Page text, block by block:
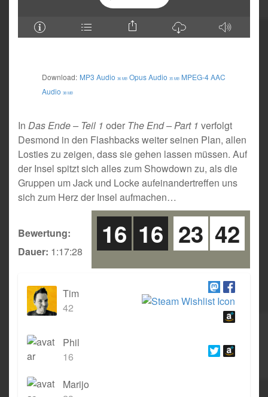
Download: MP3 Audio 36 MB Opus Audio 35 MB MPEG-4 AAC
Audio 38 MB
In Das Ende – Teil 1 oder The End – Part 1 verfolgt
Desmond in den Flashbacks weiter seinen Plan, allen
Losties zu zeigen, dass sie gehen lassen müssen. Auf
der Insel spitzt sich alles zum Showdown zu, als die
Gruppen um Jack und Locke aufeinandertreffen uns
sich zum Herz der Insel aufmachen…
Bewertung: 42
23
16
16
Dauer: 1:17:28
Tim
42
Phil
16
Marijo